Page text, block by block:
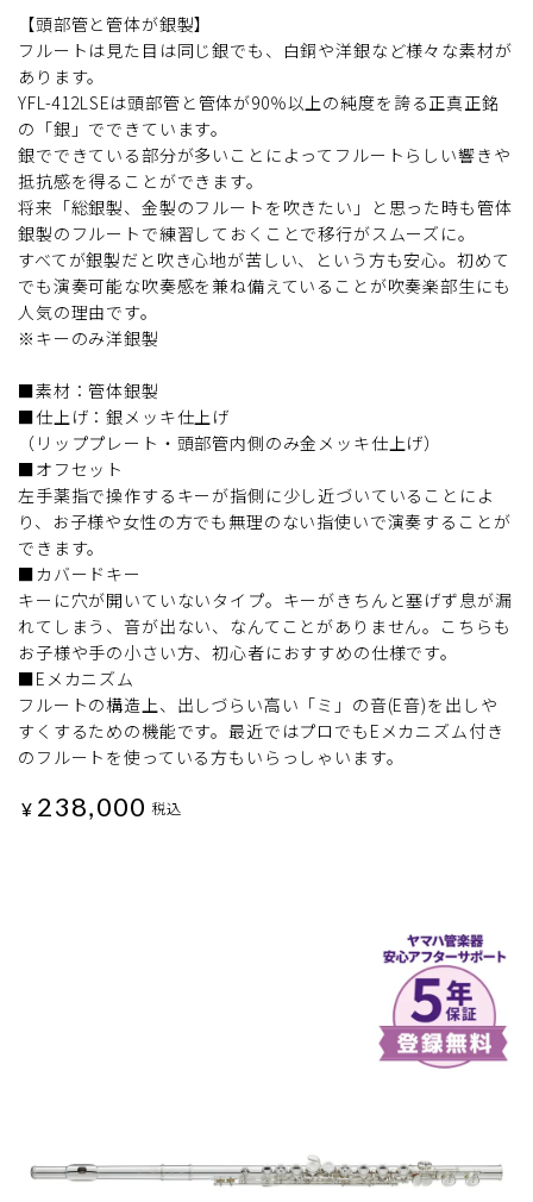
【頭部管と管体が銀製】
フルートは見た目は同じ銀でも、白銅や洋銀など様々な素材が
あります。
YFL-412LSEは頭部管と管体が90％以上の純度を誇る正真正銘
の「銀」でできています。
銀でできている部分が多いことによってフルートらしい響きや
抵抗感を得ることができます。
将来「総銀製、金製のフルートを吹きたい」と思った時も管体
銀製のフルートで練習しておくことで移行がスムーズに。
すべてが銀製だと吹き心地が苦しい、という方も安心。初めて
でも演奏可能な吹奏感を兼ね備えていることが吹奏楽部生にも
人気の理由です。
※キーのみ洋銀製
■素材：管体銀製
■仕上げ：銀メッキ仕上げ
（リッププレート・頭部管内側のみ金メッキ仕上げ）
■オフセット
左手薬指で操作するキーが指側に少し近づいていることによ
り、お子様や女性の方でも無理のない指使いで演奏することが
できます。
■カバードキー
キーに穴が開いていないタイプ。キーがきちんと塞げず息が漏
れてしまう、音が出ない、なんてことがありません。こちらも
お子様や手の小さい方、初心者におすすめの仕様です。
■Eメカニズム
フルートの構造上、出しづらい高い「ミ」の音(E音)を出しや
すくするための機能です。最近ではプロでもEメカニズム付き
のフルートを使っている方もいらっしゃいます。
¥ 238,000 税込